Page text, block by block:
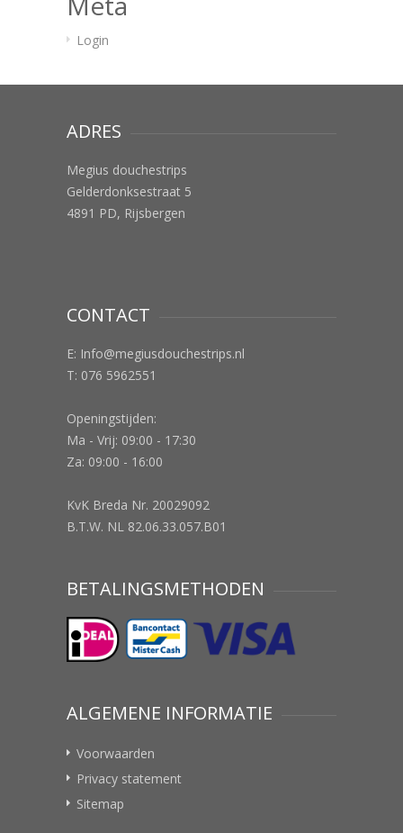
Login
ADRES
Megius douchestrips
Gelderdonksestraat 5
4891 PD, Rijsbergen
CONTACT
E: Info@megiusdouchestrips.nl
T: 076 5962551
Openingstijden:
Ma - Vrij: 09:00 - 17:30
Za: 09:00 - 16:00
KvK Breda Nr. 20029092
B.T.W. NL 82.06.33.057.B01
BETALINGSMETHODEN
ALGEMENE INFORMATIE
Voorwaarden
Privacy statement
Sitemap